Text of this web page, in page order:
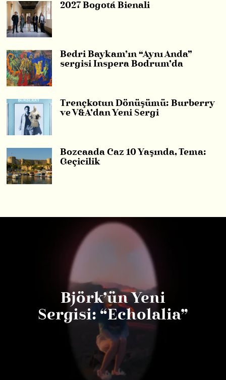
2027 Bogotá Bienali
Bedri Baykam’ın “Aynı Anda”
sergisi Inspera Bodrum’da
Trençkotun Dönüşümü: Burberry
ve V&A’dan Yeni Sergi
Bozcaada Caz 10 Yaşında, Tema:
Geçicilik
Björk’ün Yeni
Sergisi: “Echolalia”